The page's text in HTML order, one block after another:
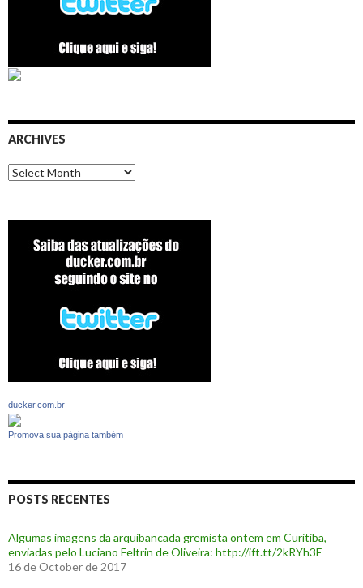
ARCHIVES
Archives
ducker.com.br
Promova sua página também
POSTS RECENTES
Algumas imagens da arquibancada gremista ontem em Curitiba,
enviadas pelo Luciano Feltrin de Oliveira: http://ift.tt/2kRYh3E
16 de October de 2017